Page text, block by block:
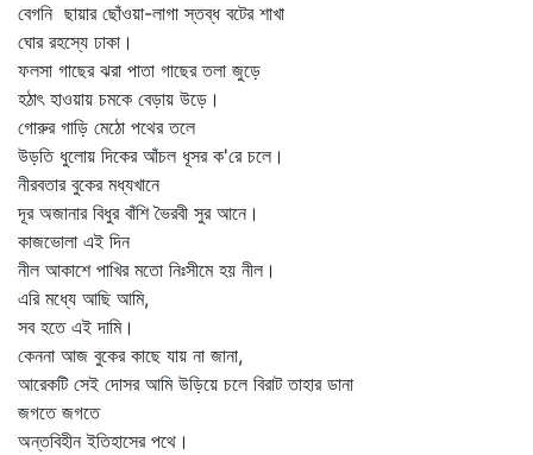
বেগনি ছায়ার ছোঁওয়া-লাগা স্তব্ধ বটের শাখা
ঘোর রহস্যে ঢাকা।
ফলসা গাছের ঝরা পাতা গাছের তলা জুড়ে
হঠাৎ হাওয়ায় চমকে বেড়ায় উড়ে।
গোরুর গাড়ি মেঠো পথের তলে
উড়তি ধুলোয় দিকের আঁচল ধূসর ক'রে চলে।
নীরবতার বুকের মধ্যখানে
দূর অজানার বিধুর বাঁশি ভৈরবী সুর আনে।
কাজভোলা এই দিন
নীল আকাশে পাখির মতো নিঃসীমে হয় নীল।
এরি মধ্যে আছি আমি,
সব হতে এই দামি।
কেননা আজ বুকের কাছে যায় না জানা,
আরেকটি সেই দোসর আমি উড়িয়ে চলে বিরাট তাহার ডানা
জগতে জগতে
অন্তবিহীন ইতিহাসের পথে।